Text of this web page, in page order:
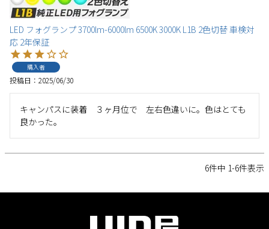
LED フォグランプ 3700lm-6000lm 6500K 3000K L1B 2色切替 車検対
応 2年保証
購入者
投稿日 2025/06/30
キャンパスに装着　３ヶ月位で　左右色違いに。色はとても
良かった。
6件中 1-6件表示